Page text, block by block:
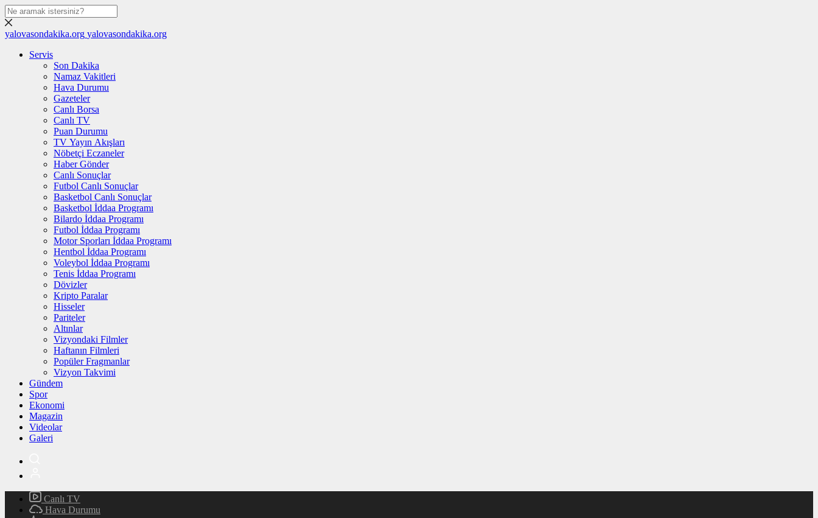
yalovasondakika.org yalovasondakika.org
Servis
Son Dakika
Namaz Vakitleri
Hava Durumu
Gazeteler
Canlı Borsa
Canlı TV
Puan Durumu
TV Yayın Akışları
Nöbetçi Eczaneler
Haber Gönder
Canlı Sonuçlar
Futbol Canlı Sonuçlar
Basketbol Canlı Sonuçlar
Basketbol İddaa Programı
Bilardo İddaa Programı
Futbol İddaa Programı
Motor Sporları İddaa Programı
Hentbol İddaa Programı
Voleybol İddaa Programı
Tenis İddaa Programı
Dövizler
Kripto Paralar
Hisseler
Pariteler
Altınlar
Vizyondaki Filmler
Haftanın Filmleri
Popüler Fragmanlar
Vizyon Takvimi
Gündem
Spor
Ekonomi
Magazin
Videolar
Galeri
Canlı TV
Hava Durumu